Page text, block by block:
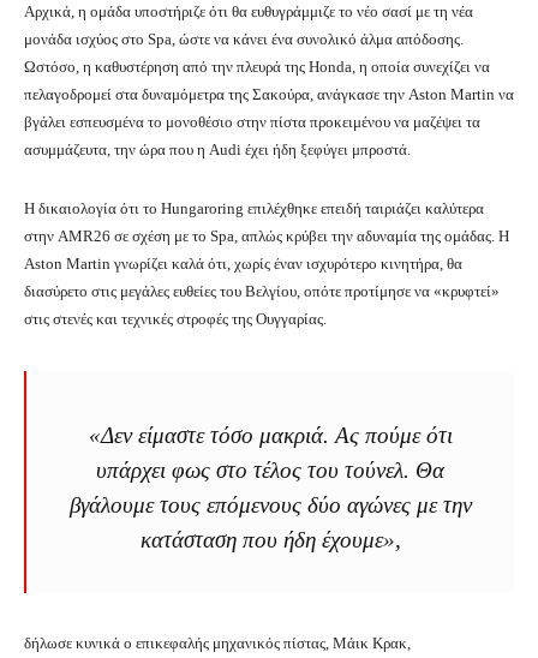
Αρχικά, η ομάδα υποστήριζε ότι θα ευθυγράμμιζε το νέο σασί με τη νέα
μονάδα ισχύος στο Spa, ώστε να κάνει ένα συνολικό άλμα απόδοσης.
Ωστόσο, η καθυστέρηση από την πλευρά της Honda, η οποία συνεχίζει να
πελαγοδρομεί στα δυναμόμετρα της Σακούρα, ανάγκασε την Aston Martin να
βγάλει εσπευσμένα το μονοθέσιο στην πίστα προκειμένου να μαζέψει τα
ασυμμάζευτα, την ώρα που η Audi έχει ήδη ξεφύγει μπροστά.
Η δικαιολογία ότι το Hungaroring επιλέχθηκε επειδή ταιριάζει καλύτερα
στην AMR26 σε σχέση με το Spa, απλώς κρύβει την αδυναμία της ομάδας. Η
Aston Martin γνωρίζει καλά ότι, χωρίς έναν ισχυρότερο κινητήρα, θα
διασύρετο στις μεγάλες ευθείες του Βελγίου, οπότε προτίμησε να «κρυφτεί»
στις στενές και τεχνικές στροφές της Ουγγαρίας.
«Δεν είμαστε τόσο μακριά. Ας πούμε ότι
υπάρχει φως στο τέλος του τούνελ. Θα
βγάλουμε τους επόμενους δύο αγώνες με την
κατάσταση που ήδη έχουμε»,
δήλωσε κυνικά ο επικεφαλής μηχανικός πίστας, Μάικ Κρακ,